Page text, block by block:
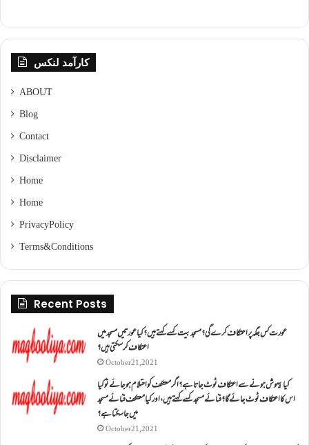
کارآمد لنکس
ABOUT
Blog
Contact
Disclaimer
Home
Home
Privacy Policy
Terms & Conditions
Recent Posts
عورت کس جگہ پر اعتکاف کرے گی؟مسجد بیت کسے کہتے ہیں؟کیا عورتیں مسجد میں
اعتکاف کر سکتی ہیں؟
October 21, 2021
کیا بیہوش ہونے سے اعتکاف ٹوٹ جاتا ہے؟ اگر معتکف کو احتلام ہو جائے تو کیا
اس کا اعتکاف ٹوٹ جائے گا؟فنائے مسجد کسے کہتے ہیں ، اور کیا معتکف فنائے مسجد
میں جا سکتا ہے؟
October 21, 2021